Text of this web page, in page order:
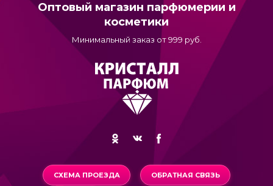
Оптовый магазин парфюмерии и
косметики
Минимальный заказ от 999 руб.
СХЕМА ПРОЕЗДА ОБРАТНАЯ СВЯЗЬ